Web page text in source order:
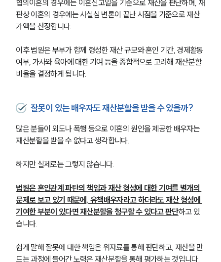
협의이혼의 경우에는 이혼신고일을 기준으로 재산을 판단하며, 재
판상 이혼의 경우에는 사실심 변론이 끝난 시점을 기준으로 재산
가액을 산정합니다.
이후 법원은 부부가 함께 형성한 재산 규모와 혼인 기간, 경제활동
여부, 가사와 육아에 대한 기여 등을 종합적으로 고려해 재산분할
비율을 결정하게 됩니다.
잘못이 있는 배우자도 재산분할을 받을 수 있을까?
많은 분들이 외도나 폭행 등으로 이혼의 원인을 제공한 배우자는
재산분할을 받을 수 없다고 생각합니다.
하지만 실제로는 그렇지 않습니다.
법원은 혼인관계 파탄의 책임과 재산 형성에 대한 기여를 별개의
문제로 보고 있기 때문에, 유책배우자라고 하더라도 재산 형성에
기여한 부분이 있다면 재산분할을 청구할 수 있다고 판단하고 있
습니다.
쉽게 말해 잘못에 대한 책임은 위자료를 통해 판단하고, 재산을 만
드는 과정에 들어간 노력은 재산분할을 통해 평가하는 것입니다.